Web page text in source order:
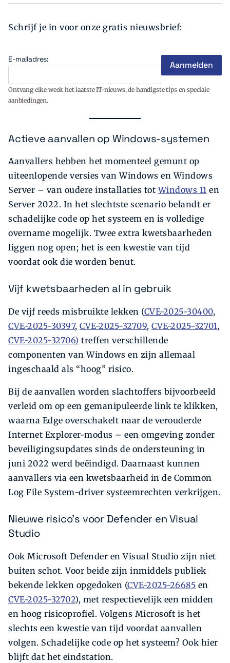
Schrijf je in voor onze gratis nieuwsbrief:
E-mailadres:
Ontvang elke week het laatste IT-nieuws, de handigste tips en speciale
aanbiedingen.
Actieve aanvallen op Windows-systemen
Aanvallers hebben het momenteel gemunt op
uiteenlopende versies van Windows en Windows
Server – van oudere installaties totWindows 11 en
Server 2022. In het slechtste scenario belandt er
schadelijke code op het systeem en is volledige
overname mogelijk. Twee extra kwetsbaarheden
liggen nog open; het is een kwestie van tijd
voordat ook die worden benut.
Vijf kwetsbaarheden al in gebruik
De vijf reeds misbruikte lekken (CVE-2025-30400,
CVE-2025-30397, CVE-2025-32709, CVE-2025-32701,
CVE-2025-32706) treffen verschillende
componenten van Windows en zijn allemaal
ingeschaald als “hoog” risico.
Bij de aanvallen worden slachtoffers bijvoorbeeld
verleid om op een gemanipuleerde link te klikken,
waarna Edge overschakelt naar de verouderde
Internet Explorer-modus – een omgeving zonder
beveiligingsupdates sinds de ondersteuning in
juni 2022 werd beëindigd. Daarnaast kunnen
aanvallers via een kwetsbaarheid in de Common
Log File System-driver systeemrechten verkrijgen.
Nieuwe risico’s voor Defender en Visual
Studio
Ook Microsoft Defender en Visual Studio zijn niet
buiten schot. Voor beide zijn inmiddels publiek
bekende lekken opgedoken (CVE-2025-26685 en
CVE-2025-32702), met respectievelijk een midden
en hoog risicoprofiel. Volgens Microsoft is het
slechts een kwestie van tijd voordat aanvallen
volgen. Schadelijke code op het systeem? Ook hier
blijft dat het eindstation.